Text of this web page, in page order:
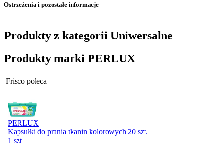
Ostrzeżenia i pozostałe informacje
Produkty z kategorii Uniwersalne
Produkty marki PERLUX
Frisco poleca
PERLUX
Kapsułki do prania tkanin kolorowych 20 szt.
1 szt